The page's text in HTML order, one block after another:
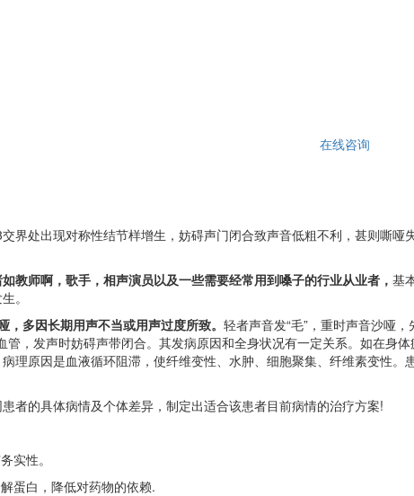
在线咨询
处出现对称性结节样增生，妨碍声门闭合致声音低粗不利，甚则嘶哑
教师啊，歌手，相声演员以及一些需要经常用到嗓子的行业从业者， 基
。
多因长期用声不当或用声过度所致。 轻者声音发“毛”，重时声音沙哑，
，发声时妨碍声带闭合。其发病原因和全身状况有一定关系。如在身
理原因是血液循环阻滞，使纤维变性、水肿、细胞聚集、纤维素变性。
者的具体病情及个体差异，制定出适合该患者目前病情的治疗方案!
实性。
蛋白，降低对药物的依赖.